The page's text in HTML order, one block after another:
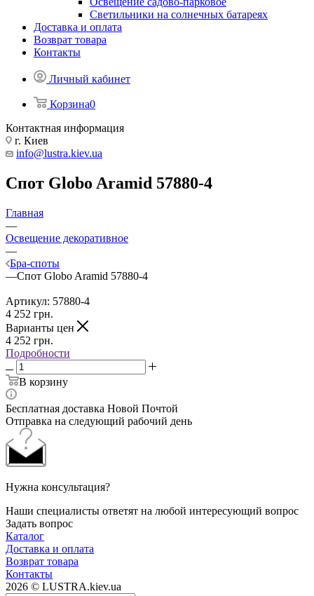
Светильники на солнечных батареях
Доставка и оплата
Возврат товара
Контакты
Личный кабинет
Корзина0
Контактная информация
г. Киев
info@lustra.kiev.ua
Спот Globo Aramid 57880-4
Главная
—
Освещение декоративное
—
Бра-споты
—Спот Globo Aramid 57880-4
Артикул: 57880-4
4 252 грн.
Варианты цен
4 252 грн.
Подробности
В корзину
Бесплатная доставка Новой Почтой
Отправка на следующий рабочий день
Нужна консультация?
Наши специалисты ответят на любой интересующий вопрос
Задать вопрос
Каталог
Доставка и оплата
Возврат товара
Контакты
2026 © LUSTRA.kiev.ua